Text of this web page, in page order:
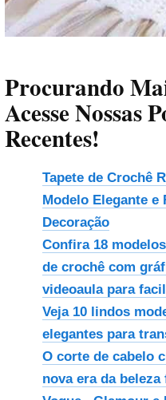
Procurando
Acesse Nossas
Recentes!
Tapete de Crochê
Modelo Elegante e
Decoração
Confira 18
de crochê com
videoaula para
Veja 10 lindos
elegantes para
O corte de cabelo
nova era da